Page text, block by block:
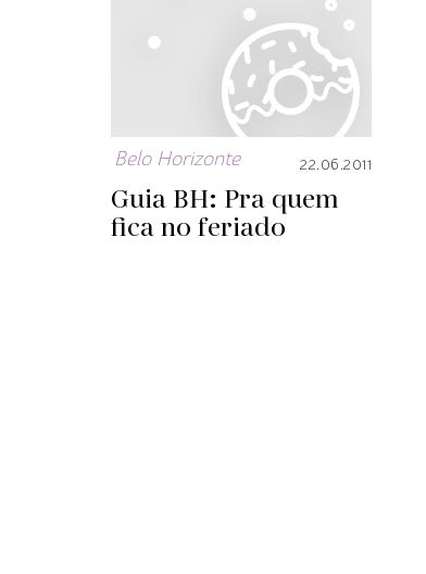
Belo Horizonte 22.06.2011
Guia BH: Pra quem
fica no feriado